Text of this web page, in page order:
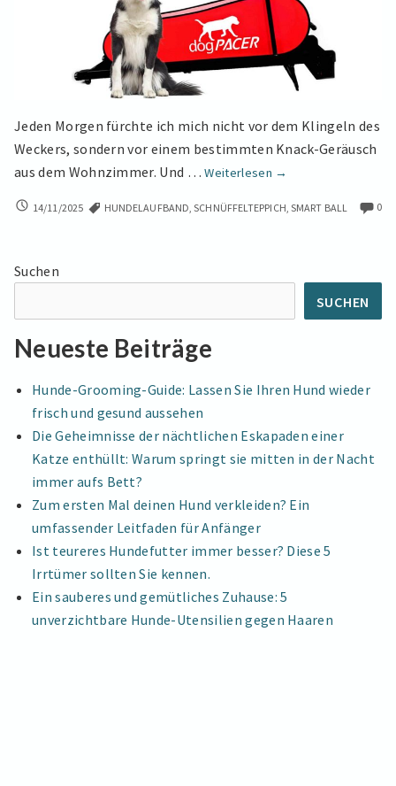
Jeden Morgen fürchte ich mich nicht vor dem Klingeln des
Weckers, sondern vor einem bestimmten Knack-Geräusch
aus dem Wohnzimmer. Und …Weiterlesen
Tschüss
zu
Überblick
über
Gadgets
→
TSCHÜSS
DER
NDOOR-G
ADGETS F
UNDE
14/11/2025 HUNDELAUFBAND,SCHNÜFFELTEPPICH, SMART BALL 0
Suchen
SUCHEN
Neueste Beiträge
Hunde-Grooming-Guide: Lassen Sie Ihren Hund wieder
frisch und gesund aussehen
Die Geheimnisse der nächtlichen Eskapaden einer
Katze enthüllt: Warum springt sie mitten in der Nacht
immer aufs Bett?
Zum ersten Mal deinen Hund verkleiden? Ein
umfassender Leitfaden für Anfänger
Ist teureres Hundefutter immer besser? Diese 5
Irrtümer sollten Sie kennen.
Ein sauberes und gemütliches Zuhause: 5
unverzichtbare Hunde-Utensilien gegen Haaren